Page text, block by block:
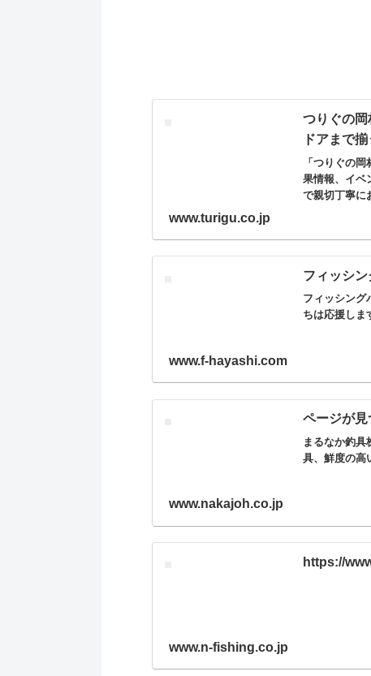
つりぐの岡
ドアまで
「つりぐの
果情報、イベ
で親切丁寧に
www.turigu.co.jp
フィッシ
フィッシン
ちは応援しま
www.f-hayashi.com
ページが
まるなか釣
具、鮮度の高
www.nakajoh.co.jp
https://
www.n-fishing.co.jp